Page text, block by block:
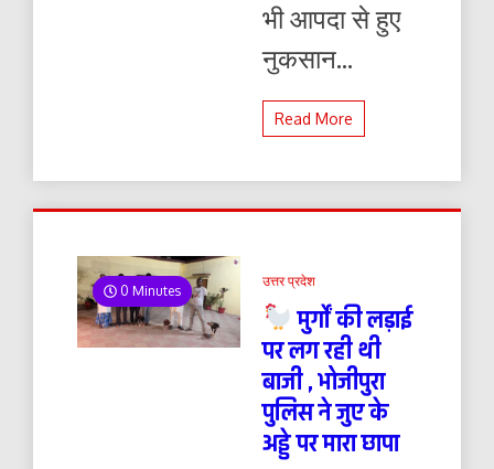
भी आपदा से हुए
नुकसान...
Read More
0 Minutes
उत्तर प्रदेश
मुर्गों की लड़ाई
पर लग रही थी
बाजी , भोजीपुरा
पुलिस ने जुए के
अड्डे पर मारा छापा